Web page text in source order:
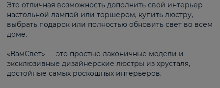
Это отличная возможность дополнить свой интерьер
настольной лампой или торшером, купить люстру,
выбрать подарок или полностью обновить свет во всем
доме.
«ВамСвет» — это простые лаконичные модели и
эксклюзивные дизайнерские люстры из хрусталя,
достойные самых роскошных интерьеров.